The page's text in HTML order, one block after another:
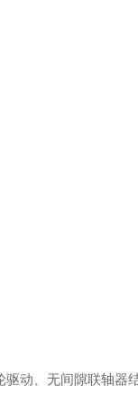
动、无间隙联轴器